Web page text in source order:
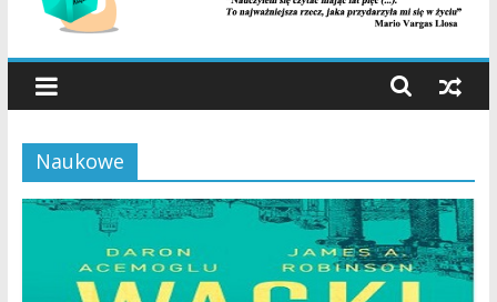
MOLA
KSIĄŻKOWA
SUBIEKTYWNY
BLOG
KSIĄŻKACH
Naukowe